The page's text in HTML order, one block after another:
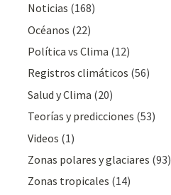
Noticias (168)
Océanos (22)
Polí­tica vs Clima (12)
Registros climáticos (56)
Salud y Clima (20)
Teorías y predicciones (53)
Videos (1)
Zonas polares y glaciares (93)
Zonas tropicales (14)